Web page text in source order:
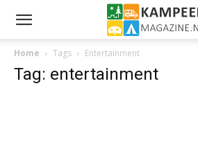
Home Tags Entertainment
Tag: entertainment